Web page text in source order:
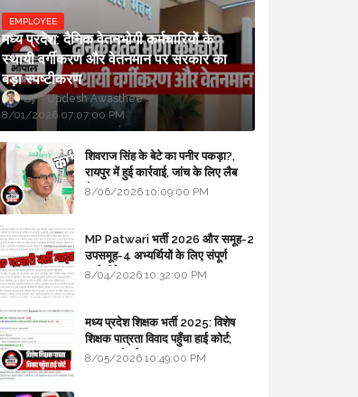
EMPLOYEE
मध्य प्रदेश: दैनिक वेतनभोगी कर्मचारियों के
स्थायी वर्गीकरण और वेतनमान पर सरकार का
बड़ा स्पष्टीकरण
Updesh Awasthee
8/01/2026 07:07:00 PM
शिवराज सिंह के बेटे का पनीर पकड़ा?,
रायपुर में हुई कार्रवाई, जांच के लिए लैब
भेजा
8/06/2026 10:09:00 PM
MP Patwari भर्ती 2026 और समूह-2
उपसमूह-4 अभ्यर्थियों के लिए संपूर्ण
मार्गदर्शिका
8/04/2026 10:32:00 PM
मध्य प्रदेश शिक्षक भर्ती 2025: विशेष
शिक्षक पात्रता विवाद पहुँचा हाई कोर्ट;
सरकार से माँगा जवाब
8/05/2026 10:49:00 PM